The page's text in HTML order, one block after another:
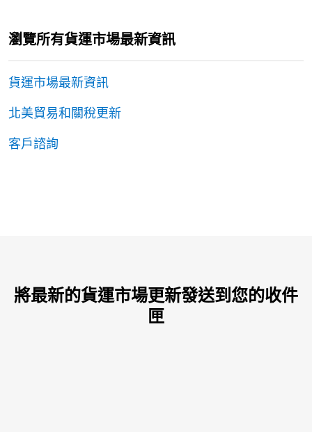
瀏覽所有貨運市場最新資訊
貨運市場最新資訊
北美貿易和關稅更新
客戶諮詢
將最新的貨運市場更新發送到您的收件
匣